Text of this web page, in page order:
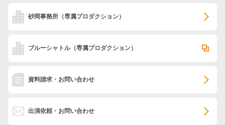
砂岡事務所 （専属プロダクション）
ブルーシャトル（専属プロダクション）
資料請求・お問い合わせ
出演依頼・お問い合わせ